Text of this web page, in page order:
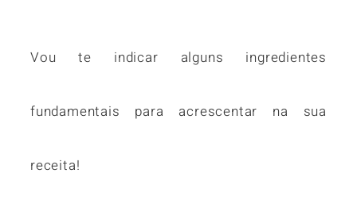
Vou te indicar alguns ingredientes
fundamentais para acrescentar na sua
receita!